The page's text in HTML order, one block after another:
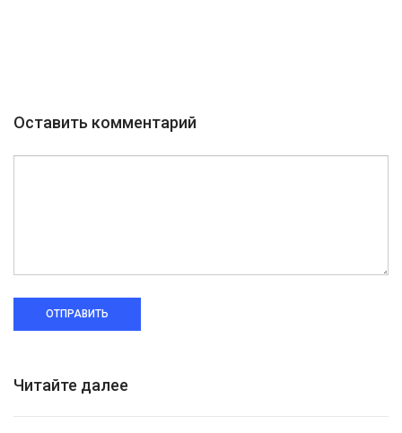
Оставить комментарий
ОТПРАВИТЬ
Читайте далее